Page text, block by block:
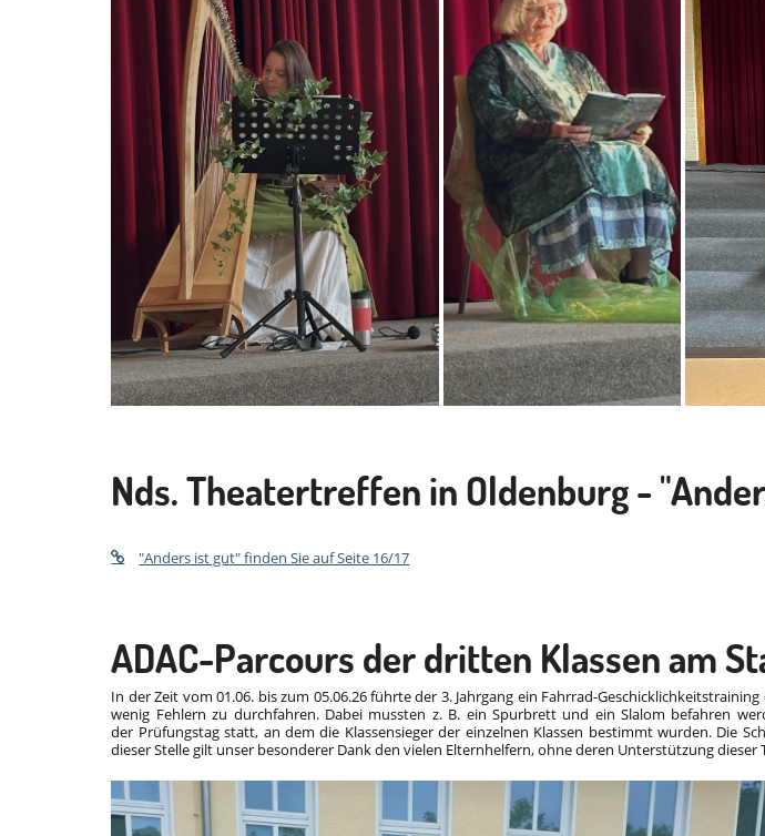
Nds. Theatertreffen in Oldenburg -
"Anders ist gut" finden Sie auf Seite 16/17
ADAC-Parcours der dritten Klassen am
In der Zeit vom 01.06. bis zum 05.06.26 führte der 3. Jahrgang ein Fahrrad-
wenig Fehlern zu durchfahren. Dabei mussten z. B. ein Spurbrett und ein Slalom befahren
der Prüfungstag statt, an dem die Klassensieger der einzelnen Klassen bestimmt wurden. Die
dieser Stelle gilt unser besonderer Dank den vielen Elternhelfern, ohne deren Unterstützung dieser